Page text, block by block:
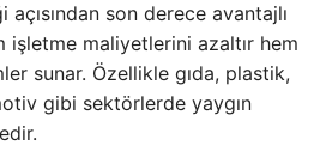
son derece avantajlı
işletme maliyetlerini azaltır hem
sunar. Özellikle gıda, plastik,
gibi sektörlerde yaygın